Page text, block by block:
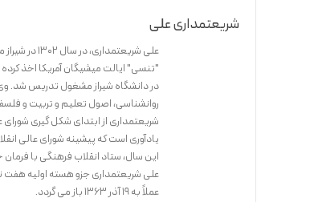
شریعتمداری علی
علی
"تنسی" ایالت میشیگان آمریکا اخذ
در دانشگاه شیراز مشغول تدریس شد. وی
روانشناسی، اصول تعلیم و تربیت و
شریعتمداری از ابتدای شکل گیری
این سال، ستاد انقلاب فرهنگی با
علی شریعتمداری جزو هسته اولیه هفت
عملاً به 19 آذر 1363 باز می گردد.